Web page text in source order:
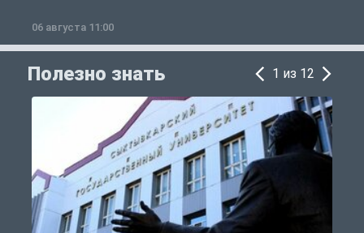
06 августа 11:00
Полезно знать 1 из 12